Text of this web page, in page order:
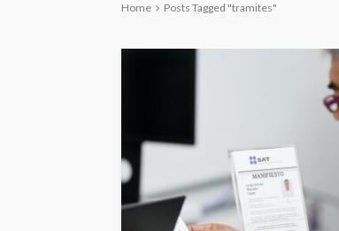
Home Posts Tagged "tramites"